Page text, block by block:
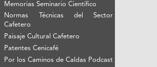
Memorias Seminario Científico
Normas Técnicas del Sector
Cafetero
Paisaje Cultural Cafetero
Patentes Cenicafé
Por los Caminos de Caldas Podcast